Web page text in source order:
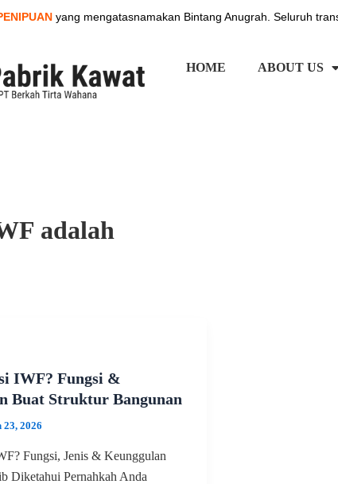
yang mengatasnamakan Bintang Anugrah. Seluruh
HOME ABOUT US
adalah
IWF? Fungsi &
Buat Struktur Bangunan
2026
Fungsi, Jenis & Keunggulan
Diketahui Pernahkah Anda